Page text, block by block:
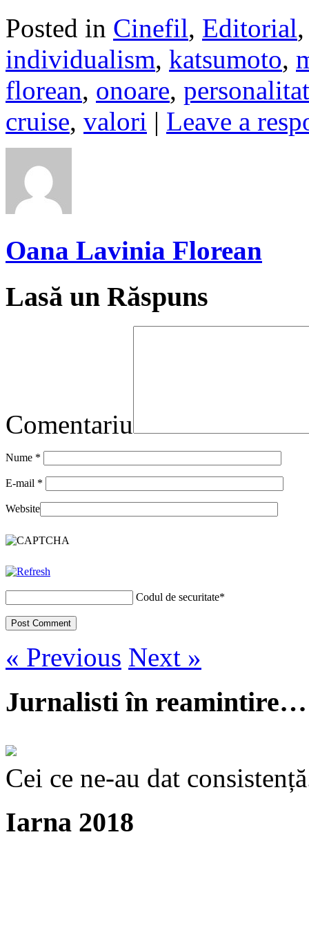
Posted in Cinefil, Editorial
individualism, katsumoto,
florean, onoare,
cruise, valori | Leave a
Oana Lavinia Florean
Lasă un Răspuns
Comentariu
Nume *
E-mail *
Website
Codul de securitate*
« Previous Next »
Jurnalisti în reamintire…
Cei ce ne-au dat
Iarna 2018